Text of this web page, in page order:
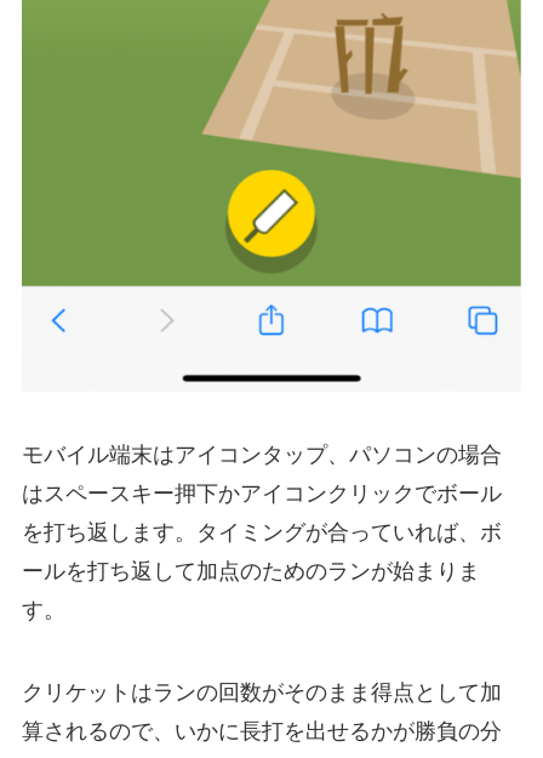
モバイル端末はアイコンタップ、パソコンの場合
はスペースキー押下かアイコンクリックでボール
を打ち返します。タイミングが合っていれば、ボ
ールを打ち返して加点のためのランが始まりま
す。
クリケットはランの回数がそのまま得点として加
算されるので、いかに長打を出せるかが勝負の分